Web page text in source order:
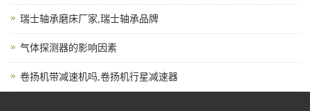
瑞士轴承磨床厂家,瑞士轴承品牌
气体探测器的影响因素
卷扬机带减速机吗,卷扬机行星减速器